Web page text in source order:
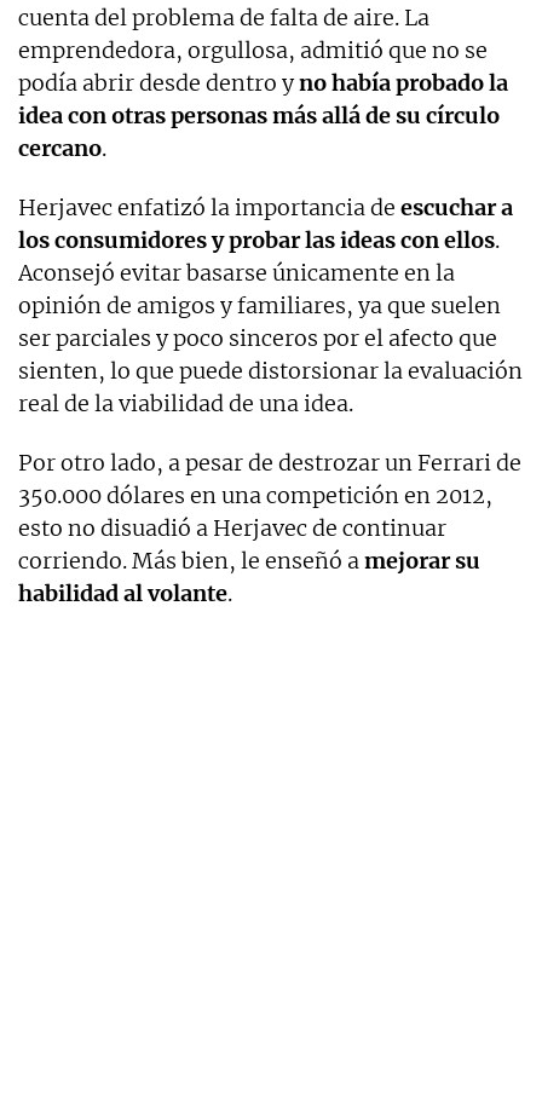
cuenta del problema de falta de aire. La
emprendedora, orgullosa, admitió que no se
podía abrir desde dentro yno había probado la
idea con otras personas más allá de su círculo
cercano.
Herjavec enfatizó la importancia de escuchar a
los consumidores y probar las ideas con ellos.
Aconsejó evitar basarse únicamente en la
opinión de amigos y familiares, ya que suelen
ser parciales y poco sinceros por el afecto que
sienten, lo que puede distorsionar la evaluación
real de la viabilidad de una idea.
Por otro lado, a pesar de destrozar un Ferrari de
350.000 dólares en una competición en 2012,
esto no disuadió a Herjavec de continuar
corriendo. Más bien, le enseñó amejorar su
habilidad al volante.